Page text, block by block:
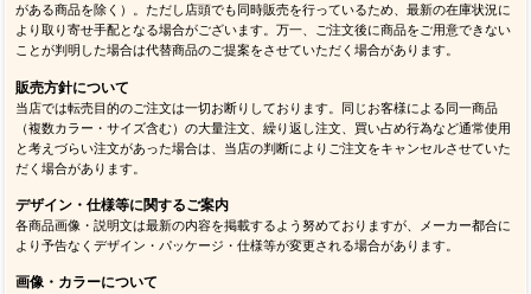
がある商品を除く）。ただし店頭でも同時販売を行っているため、最新の在庫状況に
より取り寄せ手配となる場合がございます。万一、ご注文後に商品をご用意できない
ことが判明した場合は代替商品のご提案をさせていただく場合があります。
販売方針について
当店では転売目的のご注文は一切お断りしております。同じお客様による同一商品
（複数カラー・サイズ含む）の大量注文、繰り返し注文、買い占め行為など通常使用
と考えづらい注文があった場合は、当店の判断によりご注文をキャンセルさせていた
だく場合があります。
デザイン・仕様等に関するご案内
各商品画像・説明文は最新の内容を掲載するよう努めておりますが、メーカー都合に
より予告なくデザイン・パッケージ・仕様等が変更される場合があります。
画像・カラーについて